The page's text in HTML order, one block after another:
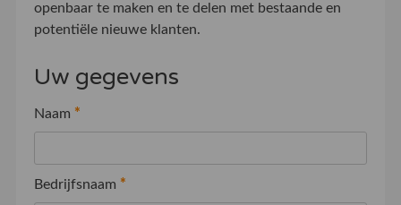
openbaar te maken en te delen met bestaande en
potentiële nieuwe klanten.
Uw gegevens
Naam *
Bedrijfsnaam *